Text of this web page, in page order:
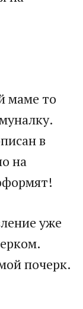
маме то
в
на
уже
почерк.